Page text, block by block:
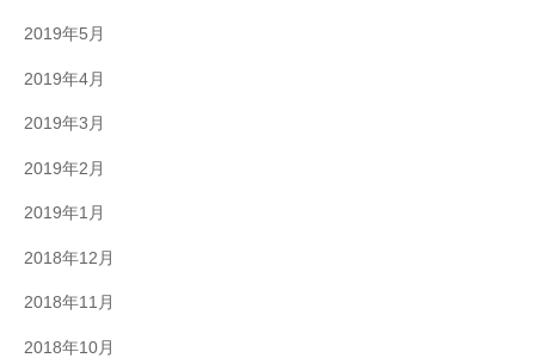
2019年5月
2019年4月
2019年3月
2019年2月
2019年1月
2018年12月
2018年11月
2018年10月